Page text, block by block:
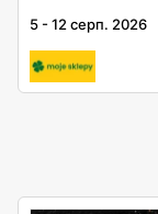
5 -12 серп. 2026